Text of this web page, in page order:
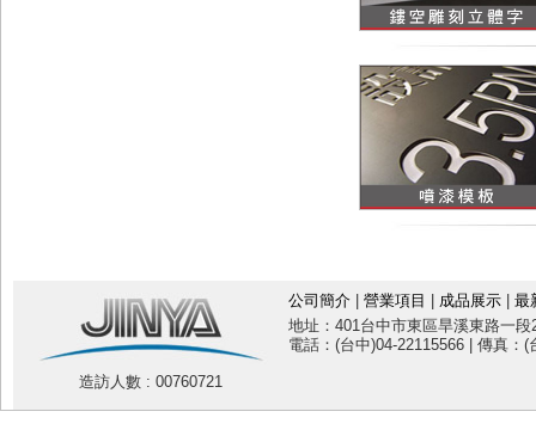
造訪人數 : 00760721
公司簡介 營業項目 成品展示
最
地址：401台中市東區旱溪東路一
電話：(台中)04-22115566 | 傳真：(